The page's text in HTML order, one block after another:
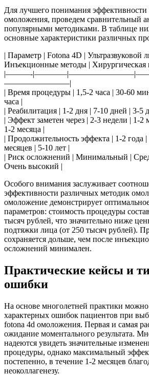
Для лучшего понимания эффективности
омоложения, проведем сравнительный
популярными методиками. В таблице
основные характеристики различных
| Параметр | Fotona 4D | Ультразвуковой
Инъекционные методы | Хирургическая
|———-
————————|
| Время процедуры | 1,5-2 часа | 30-60
часа |
| Реабилитация | 1-2 дня | 7-10 дней | 3-5
| Эффект заметен через | 2-3 недели | 1-2
1-2 месяца |
| Продолжительность эффекта | 1-2 года |
месяцев | 5-10 лет |
| Риск осложнений | Минимальный |
Очень высокий |
Особого внимания заслуживает
эффективности различных методик
омоложение демонстрирует
параметров: стоимость процедуры
тысяч рублей, что значительно ниже
подтяжки лица (от 250 тысяч рублей).
сохраняется дольше, чем после
осложнений минимален.
Практические кейсы и
ошибки
На основе многолетней практики можно
характерных ошибок пациентов при
fotona 4d омоложения. Первая и самая
ожидание моментального результата.
надеются увидеть значительные
процедуры, однако максимальный
постепенно, в течение 1-2 месяцев
неоколлагенезу.